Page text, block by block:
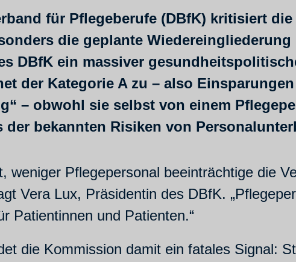
für Pflegeberufe (DBfK) kritisiert
die geplante
DBfK ein massiver
der Kategorie A zu – also
– obwohl sie selbst von einem
bekannten Risiken von
weniger Pflegepersonal beeinträchtige die
Vera Lux, Präsidentin des DBfK.
Patientinnen und Patienten.“
die Kommission damit ein fatales Signal: